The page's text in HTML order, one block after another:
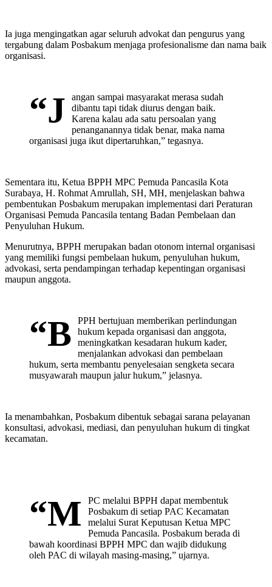
Ia juga mengingatkan agar seluruh advokat dan pengurus yang
tergabung dalam Posbakum menjaga profesionalisme dan nama baik
organisasi.
“J
angan sampai masyarakat merasa sudah
dibantu tapi tidak diurus dengan baik.
Karena kalau ada satu persoalan yang
penanganannya tidak benar, maka nama
organisasi juga ikut dipertaruhkan,” tegasnya.
Sementara itu, Ketua BPPH MPC Pemuda Pancasila Kota
Surabaya, H. Rohmat Amrullah, SH, MH, menjelaskan bahwa
pembentukan Posbakum merupakan implementasi dari Peraturan
Organisasi Pemuda Pancasila tentang Badan Pembelaan dan
Penyuluhan Hukum.
Menurutnya, BPPH merupakan badan otonom internal organisasi
yang memiliki fungsi pembelaan hukum, penyuluhan hukum,
advokasi, serta pendampingan terhadap kepentingan organisasi
maupun anggota.
“B
PPH bertujuan memberikan perlindungan
hukum kepada organisasi dan anggota,
meningkatkan kesadaran hukum kader,
menjalankan advokasi dan pembelaan
hukum, serta membantu penyelesaian sengketa secara
musyawarah maupun jalur hukum,” jelasnya.
Ia menambahkan, Posbakum dibentuk sebagai sarana pelayanan
konsultasi, advokasi, mediasi, dan penyuluhan hukum di tingkat
kecamatan.
“M
PC melalui BPPH dapat membentuk
Posbakum di setiap PAC Kecamatan
melalui Surat Keputusan Ketua MPC
Pemuda Pancasila. Posbakum berada di
bawah koordinasi BPPH MPC dan wajib didukung
oleh PAC di wilayah masing-masing,” ujarnya.